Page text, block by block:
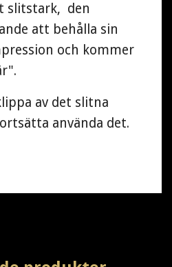
slitstark, den
att behålla sin
och kommer
av det slitna
använda det.